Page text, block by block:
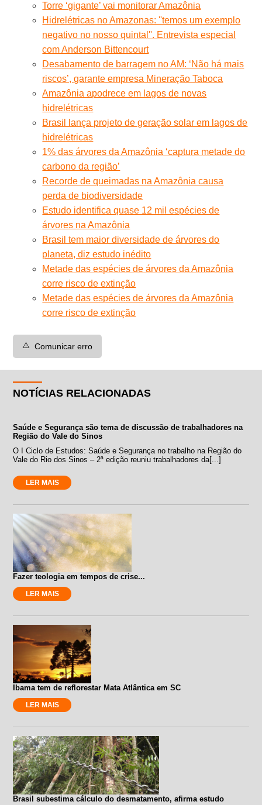
Torre ‘gigante’ vai monitorar Amazônia
Hidrelétricas no Amazonas: ''temos um exemplo
negativo no nosso quintal''. Entrevista especial
com Anderson Bittencourt
Desabamento de barragem no AM: ‘Não há mais
riscos’, garante empresa Mineração Taboca
Amazônia apodrece em lagos de novas
hidrelétricas
Brasil lança projeto de geração solar em lagos de
hidrelétricas
1% das árvores da Amazônia ‘captura metade do
carbono da região’
Recorde de queimadas na Amazônia causa
perda de biodiversidade
Estudo identifica quase 12 mil espécies de
árvores na Amazônia
Brasil tem maior diversidade de árvores do
planeta, diz estudo inédito
Metade das espécies de árvores da Amazônia
corre risco de extinção
Metade das espécies de árvores da Amazônia
corre risco de extinção
⚠️ Comunicar erro
NOTÍCIAS RELACIONADAS
Saúde e Segurança são tema de discussão de trabalhadores na
Região do Vale do Sinos
O I Ciclo de Estudos: Saúde e Segurança no trabalho na Região do
Vale do Rio dos Sinos – 2ª edição reuniu trabalhadores da[...]
LER MAIS
Fazer teologia em tempos de crise...
LER MAIS
Ibama tem de reflorestar Mata Atlântica em SC
LER MAIS
Brasil subestima cálculo do desmatamento, afirma estudo